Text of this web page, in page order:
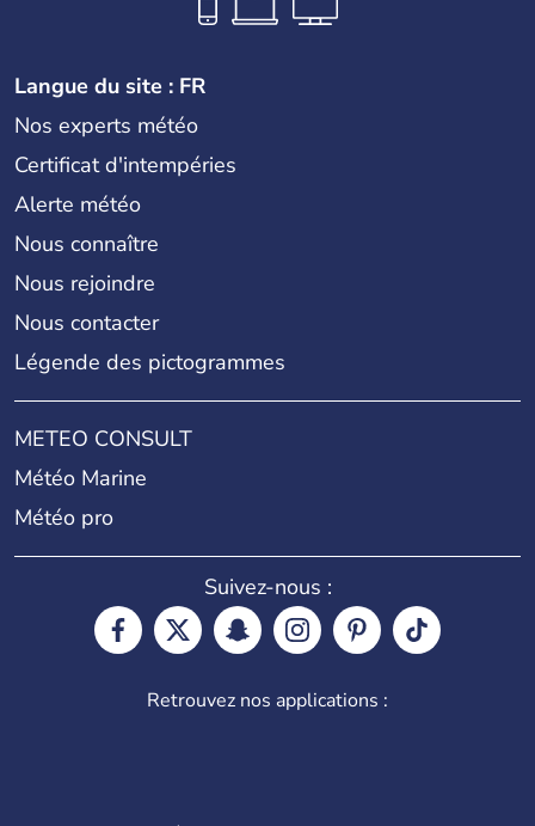
Langue du site : FR
Nos experts météo
Certificat d'intempéries
Alerte météo
Nous connaître
Nous rejoindre
Nous contacter
Légende des pictogrammes
METEO CONSULT
Météo Marine
Météo pro
Suivez-nous :
Retrouvez nos applications :